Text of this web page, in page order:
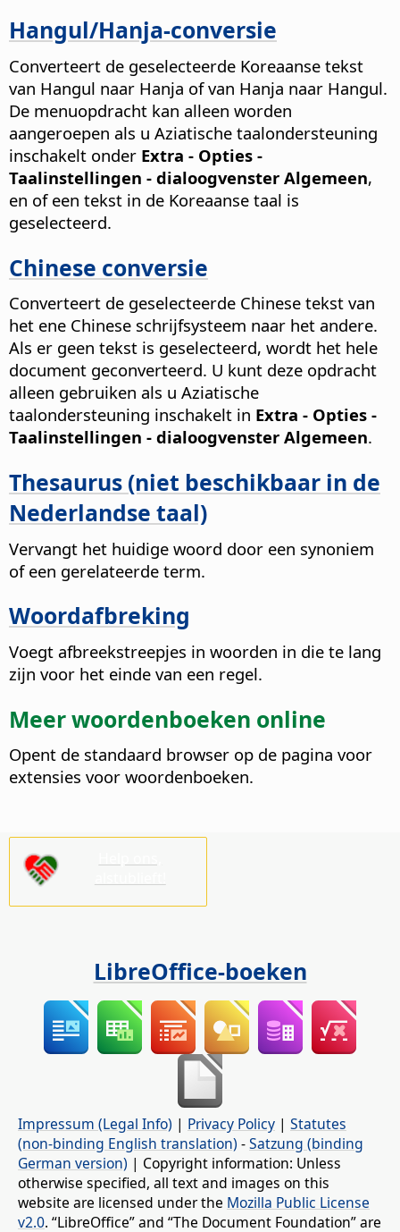
Hangul/Hanja-conversie
Converteert de geselecteerde Koreaanse tekst
van Hangul naar Hanja of van Hanja naar Hangul.
De menuopdracht kan alleen worden
aangeroepen als u Aziatische taalondersteuning
inschakelt onder Extra - Opties -
Taalinstellingen - dialoogvenster Algemeen,
en of een tekst in de Koreaanse taal is
geselecteerd.
Chinese conversie
Converteert de geselecteerde Chinese tekst van
het ene Chinese schrijfsysteem naar het andere.
Als er geen tekst is geselecteerd, wordt het hele
document geconverteerd. U kunt deze opdracht
alleen gebruiken als u Aziatische
taalondersteuning inschakelt in Extra - Opties -
Taalinstellingen - dialoogvenster Algemeen.
Thesaurus (niet beschikbaar in de
Nederlandse taal)
Vervangt het huidige woord door een synoniem
of een gerelateerde term.
Woordafbreking
Voegt afbreekstreepjes in woorden in die te lang
zijn voor het einde van een regel.
Meer woordenboeken online
Opent de standaard browser op de pagina voor
extensies voor woordenboeken.
LibreOffice-boeken
Impressum (Legal Info) | Privacy Policy | Statutes
(non-binding English translation) -Satzung (binding
German version) | Copyright information: Unless
otherwise specified, all text and images on this
website are licensed under the Mozilla Public License
v2.0. “LibreOffice” and “The Document Foundation” are